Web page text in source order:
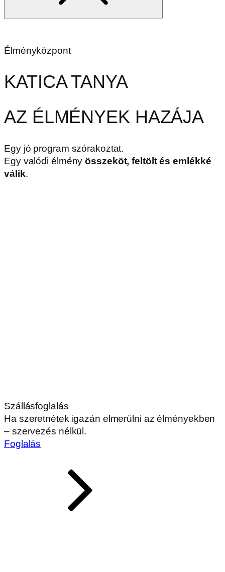
Élményközpont
KATICA TANYA
AZ ÉLMÉNYEK HAZÁJA
Egy jó program szórakoztat.
Egy valódi élményösszeköt, feltölt és emlékké
válik.
Szállásfoglalás
Ha szeretnétek igazán elmerülni az élményekben
– szervezés nélkül.
Foglalás